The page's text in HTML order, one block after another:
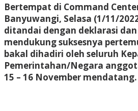
Bertempat di Command
Banyuwangi, Selasa (1/11/
ditandai dengan deklarasi
mendukung suksesnya
bakal dihadiri oleh seluruh
Pemerintahan/Negara
15 – 16 November mendatang.